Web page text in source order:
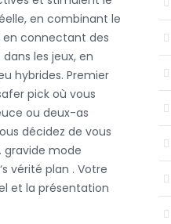
en combinant le
en connectant des
les jeux, en
hybrides. Premier
pick où vous
ou deux-as
décidez de vous
gravide mode
vérité plan . Votre
et la présentation